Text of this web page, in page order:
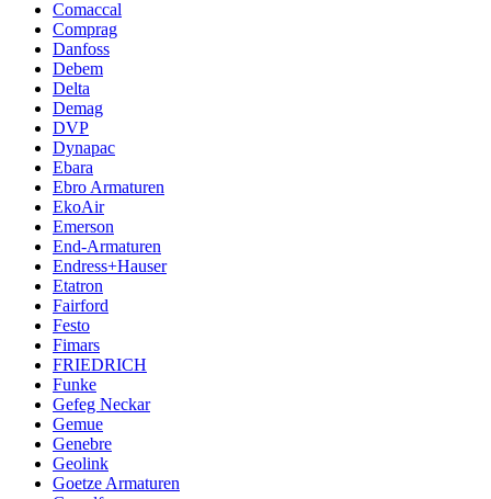
Comaccal
Comprag
Danfoss
Debem
Delta
Demag
DVP
Dynapac
Ebara
Ebro Armaturen
EkoAir
Emerson
End-Armaturen
Endress+Hauser
Etatron
Fairford
Festo
Fimars
FRIEDRICH
Funke
Gefeg Neckar
Gemue
Genebre
Geolink
Goetze Armaturen